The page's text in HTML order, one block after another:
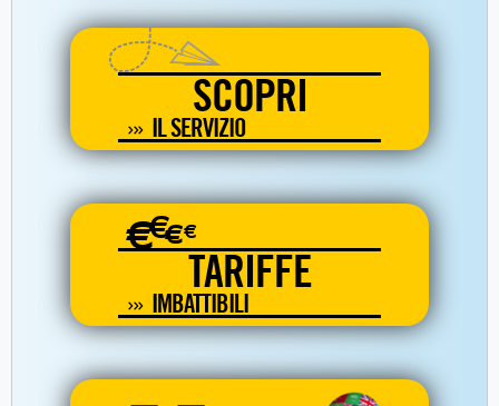
SCOPRI
IL SERVIZIO
€€€€
TARIFFE
IMBATTIBILI